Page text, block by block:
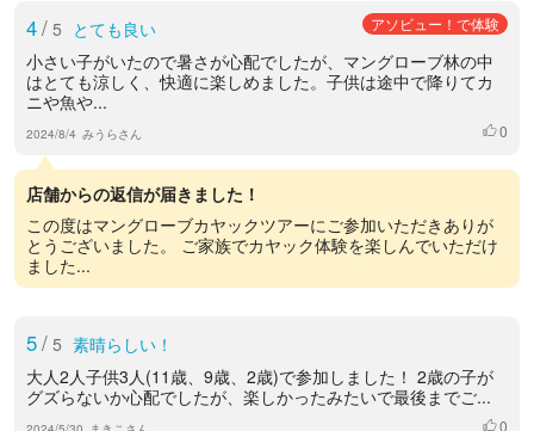
4/ 5 とても良い アソビュー！で体験
小さい子がいたので暑さが心配でしたが、マングローブ林の中
はとても涼しく、快適に楽しめました。子供は途中で降りてカ
ニや魚や...
2024/8/4 みうらさん いいね
0
店舗からの返信が届きました！
この度はマングローブカヤックツアーにご参加いただきありが
とうございました。 ご家族でカヤック体験を楽しんでいただけ
ました...
5/ 5 素晴らしい！
大人2人子供3人(11歳、9歳、2歳)で参加しました！ 2歳の子が
グズらないか心配でしたが、楽しかったみたいで最後までご...
いいね
0